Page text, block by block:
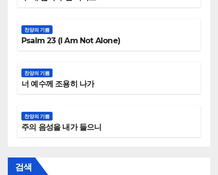
찬양의 기쁨
Psalm 23 (I Am Not Alone)
찬양의 기쁨
너 예수께 조용히 나가
찬양의 기쁨
주의 음성을 내가 들으니
검색